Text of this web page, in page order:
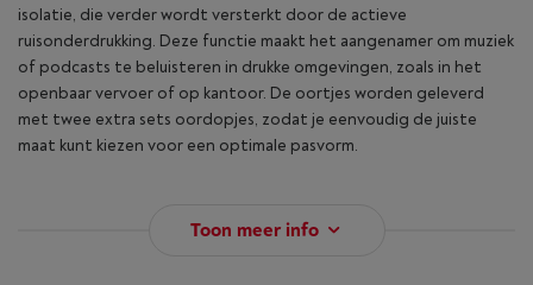
isolatie, die verder wordt versterkt door de actieve
ruisonderdrukking. Deze functie maakt het aangenamer om muziek
of podcasts te beluisteren in drukke omgevingen, zoals in het
openbaar vervoer of op kantoor. De oortjes worden geleverd
met twee extra sets oordopjes, zodat je eenvoudig de juiste
maat kunt kiezen voor een optimale pasvorm.
Toon meer info